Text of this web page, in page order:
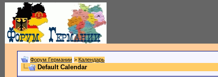
Форум Германии > Календарь
Default Calendar